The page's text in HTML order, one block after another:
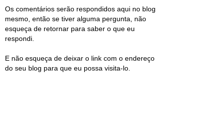
Os comentários serão respondidos aqui no blog
mesmo, então se tiver alguma pergunta, não
esqueça de retornar para saber o que eu
respondi.
E não esqueça de deixar o link com o endereço
do seu blog para que eu possa visita-lo.